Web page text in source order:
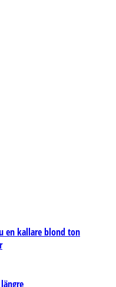
en kallare blond ton